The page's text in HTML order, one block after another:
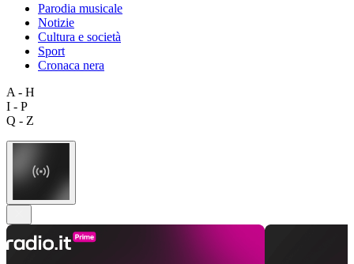
Parodia musicale
Notizie
Cultura e società
Sport
Cronaca nera
A - H
I - P
Q - Z